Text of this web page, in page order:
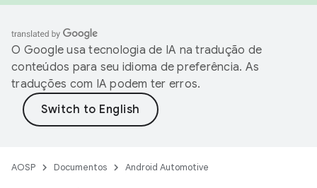
O Google usa tecnologia de IA na tradução de
conteúdos para seu idioma de preferência. As
traduções com IA podem ter erros.
AOSP Documentos Android Automotive